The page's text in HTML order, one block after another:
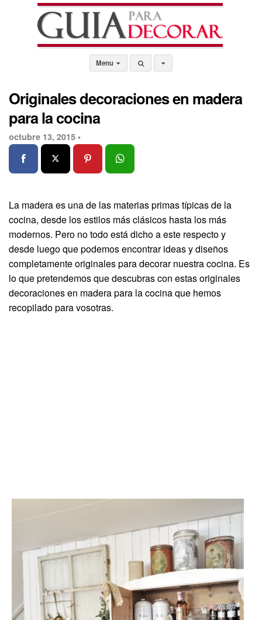
Menu
Originales decoraciones en madera
para la cocina
octubre 13, 2015 •
La madera es una de las materias primas típicas de la
cocina, desde los estilos más clásicos hasta los más
modernos. Pero no todo está dicho a este respecto y
desde luego que podemos encontrar ideas y diseños
completamente originales para decorar nuestra cocina. Es
lo que pretendemos que descubras con estas originales
decoraciones en madera para la cocina que hemos
recopilado para vosotras.